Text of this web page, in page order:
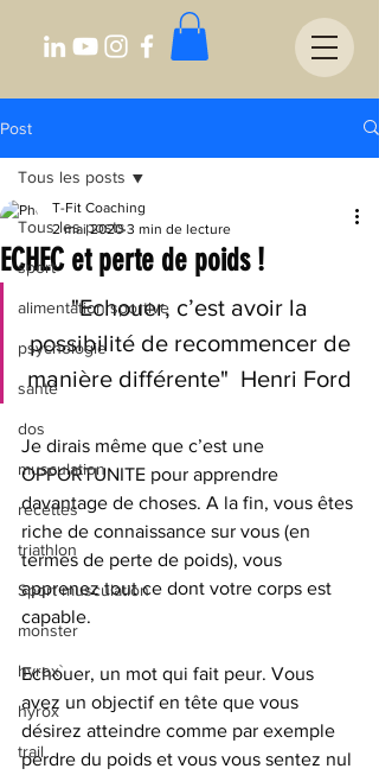
Post
Tous les posts
sport
alimentation sportive
psychologie
santé
dos
musculation
recettes
triathlon
Sport musculation
monster
hyrox`
hyrox
trail
Tous les posts
ECHEC et perte de poids !
T-Fit Coaching
2 mai 2020 3 min de lecture
"Echouer, c’est avoir la
possibilité de recommencer de
manière différente"  Henri Ford
Je dirais même que c’est une
OPPORTUNITE pour apprendre
davantage de choses. A la fin, vous êtes
riche de connaissance sur vous (en
termes de perte de poids), vous
apprenez tout ce dont votre corps est
capable.
Echouer, un mot qui fait peur. Vous
avez un objectif en tête que vous
désirez atteindre comme par exemple
perdre du poids et vous vous sentez nul